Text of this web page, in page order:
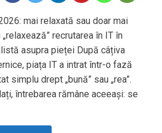
mai relaxată sau doar mai
recrutarea în IT în
asupra pieței După câțiva
piața IT a intrat într-o fază
simplu drept „bună” sau „rea”.
întrebarea rămâne aceeași: se